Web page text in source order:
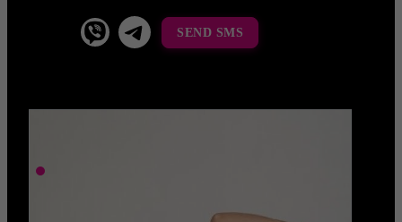
viber Telegram La Celestina
SEND SMS